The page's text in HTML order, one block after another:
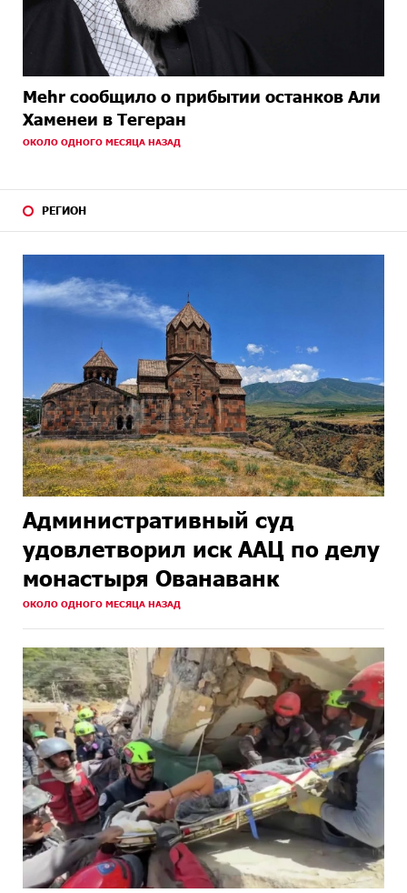
Mehr сообщило о прибытии останков Али
Хаменеи в Тегеран
ОКОЛО ОДНОГО МЕСЯЦА НАЗАД
РЕГИОН
Административный суд
удовлетворил иск ААЦ по делу
монастыря Ованаванк
ОКОЛО ОДНОГО МЕСЯЦА НАЗАД